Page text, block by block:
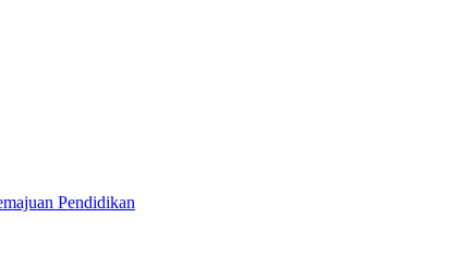
Pendidikan